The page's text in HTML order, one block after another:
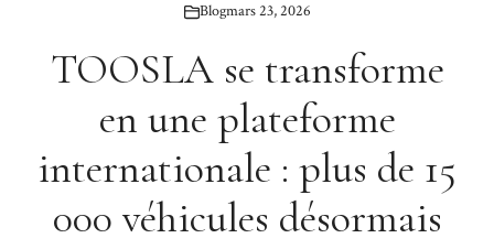
Blogmars 23, 2026
TOOSLA se transforme
en une plateforme
internationale : plus de 15
000 véhicules désormais